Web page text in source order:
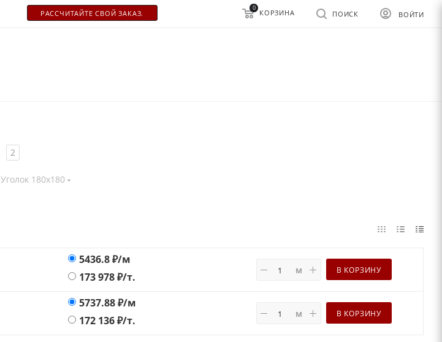
РАСCЧИТАЙТЕ СВОЙ ЗАКАЗ. ВОЙТИ
ПОИСК
0
КОРЗИНА
2
Уголок 180х180
5436.8₽/м
173 978₽/т.
м В КОРЗИНУ
5737.88₽/м
172 136₽/т.
м В КОРЗИНУ